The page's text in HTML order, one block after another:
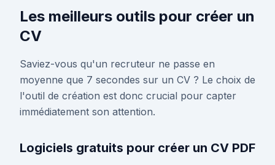
Les meilleurs outils pour créer un
CV
Saviez-vous qu'un recruteur ne passe en
moyenne que 7 secondes sur un CV ? Le choix de
l'outil de création est donc crucial pour capter
immédiatement son attention.
Logiciels gratuits pour créer un CV PDF